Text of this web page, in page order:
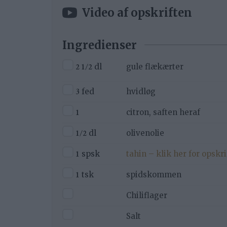
Video af opskriften
Ingredienser
▢
2 1/2 dl gule flækærter
▢
3 fed hvidløg
▢1 citron, saften heraf
▢
1/2 dl olivenolie
▢
1 spsk tahin – klik her for
▢
1 tsk spidskommen
Chiliflager
Salt